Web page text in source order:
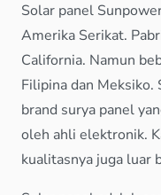
Solar panel
Amerika Serikat.
California. Namun
Filipina dan
brand surya panel
oleh ahli elektronik.
kualitasnya juga luar